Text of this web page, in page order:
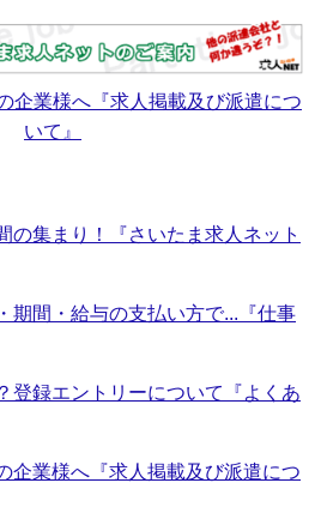
企業様へ『求人掲載及び派遣につ
いて』
集まり！『さいたま求人ネット
期間・給与の支払い方で...『仕事
登録エントリーについて『よくあ
企業様へ『求人掲載及び派遣につ